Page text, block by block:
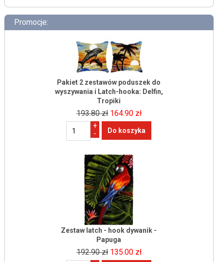
Promocje:
Pakiet 2 zestawów poduszek do
wyszywania i Latch-hooka: Delfin,
Tropiki
193.80 zł 164.90 zł
+
-
Zestaw latch - hook dywanik -
Papuga
192.90 zł 135.00 zł